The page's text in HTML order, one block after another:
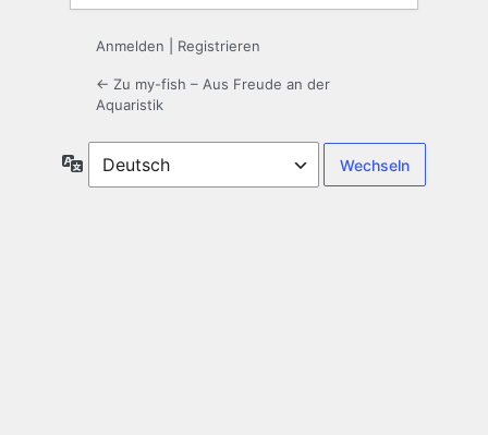
Anmelden Registrieren
← Zu my-fish – Aus Freude an der
Aquaristik
Sprache